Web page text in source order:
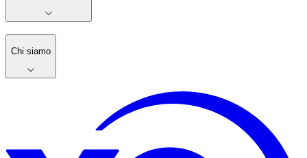
Chi siamo